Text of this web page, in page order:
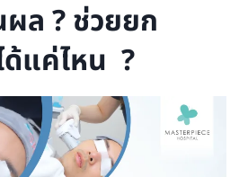
ล ? ช่วยยก
ด้แค่ไหน ?